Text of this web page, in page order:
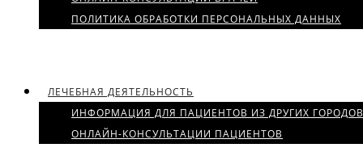
ПОЛИТИКА ОБРАБОТКИ ПЕРСОНАЛЬНЫХ ДАННЫХ
ЛЕЧЕБНАЯ ДЕЯТЕЛЬНОСТЬ
ИНФОРМАЦИЯ ДЛЯ ПАЦИЕНТОВ ИЗ ДРУГИХ ГОРОДОВ
ОНЛАЙН-КОНСУЛЬТАЦИИ ПАЦИЕНТОВ